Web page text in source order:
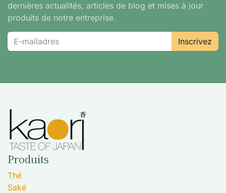
dernières actualités, articles de blog et mises à jour
produits de notre entreprise.
Inscrivez​
Produits
Thé
Saké